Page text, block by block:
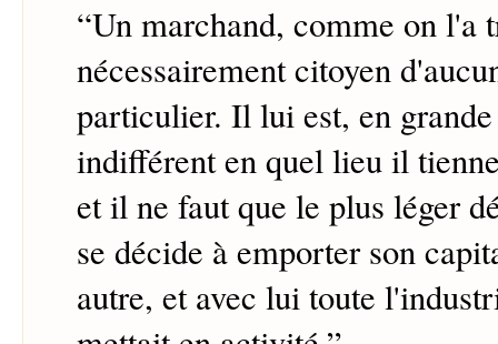
“Un marchand, comme on l'a
nécessairement citoyen
particulier. Il lui est, en
indifférent en quel lieu il
et il ne faut que le plus léger
se décide à emporter son
autre, et avec lui toute